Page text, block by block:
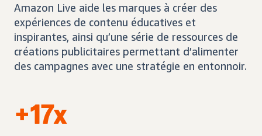
Amazon Live aide les marques à créer des
expériences de contenu éducatives et
inspirantes, ainsi qu’une série de ressources de
créations publicitaires permettant d’alimenter
des campagnes avec une stratégie en entonnoir.
+17x